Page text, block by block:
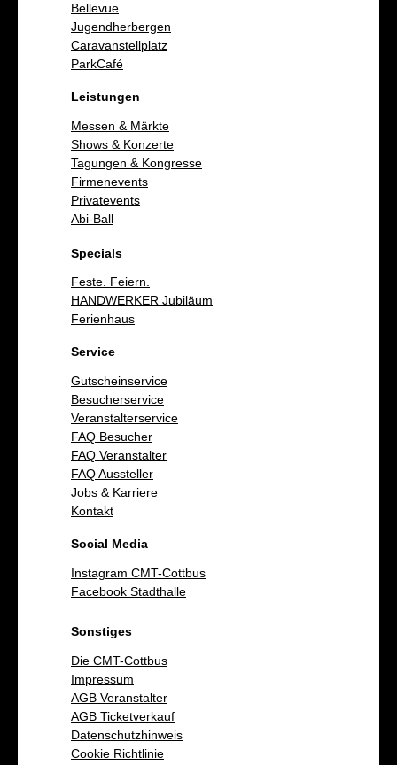
Bellevue
Jugendherbergen
Caravanstellplatz
ParkCafé
Leistungen
Messen & Märkte
Shows & Konzerte
Tagungen & Kongresse
Firmenevents
Privatevents
Abi-Ball
Specials
Feste. Feiern.
HANDWERKER Jubiläum
Ferienhaus
Service
Gutscheinservice
Besucherservice
Veranstalterservice
FAQ Besucher
FAQ Veranstalter
FAQ Aussteller
Jobs & Karriere
Kontakt
Social Media
Instagram CMT-Cottbus
Facebook Stadthalle
Sonstiges
Die CMT-Cottbus
Impressum
AGB Veranstalter
AGB Ticketverkauf
Datenschutzhinweis
Cookie Richtlinie